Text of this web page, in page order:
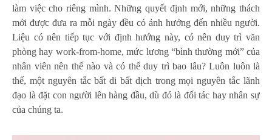
làm việc cho riêng mình. Những quyết định mới, những thách
mới được đưa ra mỗi ngày đều có ảnh hưởng đến nhiều người.
Liệu có nên tiếp tục với định hướng này, có nên duy trì văn
phòng hay work-from-home, mức lương “bình thường mới” của
nhân viên nên thế nào và có thể duy trì bao lâu? Luôn luôn là
thế, một nguyên tắc bất di bất dịch trong mọi nguyên tắc lãnh
đạo là đặt con người lên hàng đầu, dù đó là đối tác hay nhân sự
của chúng ta.